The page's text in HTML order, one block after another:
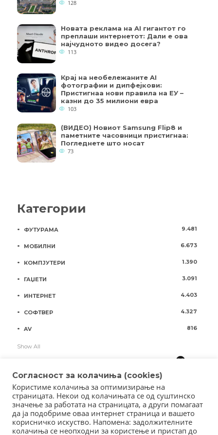
128
Новата реклама на AI гигантот го
преплаши интернетот: Дали е ова
најчудното видео досега?
113
Крај на необележаните AI
фотографии и дипфејкови:
Пристигнаа нови правила на ЕУ –
казни до 35 милиони евра
103
(ВИДЕО) Новиот Samsung Flip8 и
паметните часовници пристигнаа:
Погледнете што носат
73
Категории
ФУТУРАМА 9.481
МОБИЛНИ 6.673
КОМПЈУТЕРИ 1.390
ГАЏЕТИ 3.091
ИНТЕРНЕТ 4.403
СОФТВЕР 4.327
AV 816
Show All
Согласност за колачиња (cookies)
Користиме колачиња за оптимизирање на
страницата. Некои од колачињата се од суштинско
значење за работата на страницата, а други помагаат
да ја подобриме оваа интернет страница и вашето
корисничко искуство. Напомена: задолжителните
колачиња се неопходни за користење и пристап до